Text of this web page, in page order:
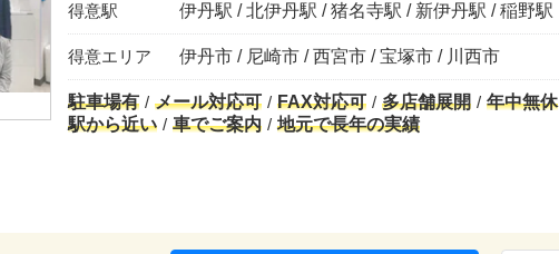
得意駅 伊丹駅 / 北伊丹駅 / 猪名寺駅 / 新伊丹駅 / 稲野駅
得意エリア 伊丹市 / 尼崎市 / 西宮市 / 宝塚市 / 川西市
駐車場有 メール対応可 FAX対応可 多店舗展開 年中無休
駅から近い
車でご案内 地元で長年の実績